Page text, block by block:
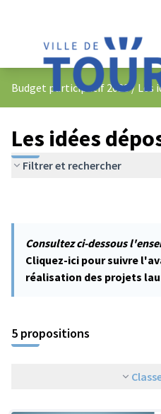
Budget participatif 2023/ Les
Les idées
Filtrer et rechercher
Consultez ci-dessous
Cliquez-ici pour suivre
réalisation des projets
5 propositions